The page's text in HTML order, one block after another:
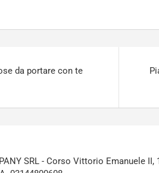
da portare con te
SRL - Corso Vittorio Emanuele II,